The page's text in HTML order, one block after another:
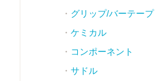
グリップ/バーテープ
ケミカル
コンポーネント
サドル